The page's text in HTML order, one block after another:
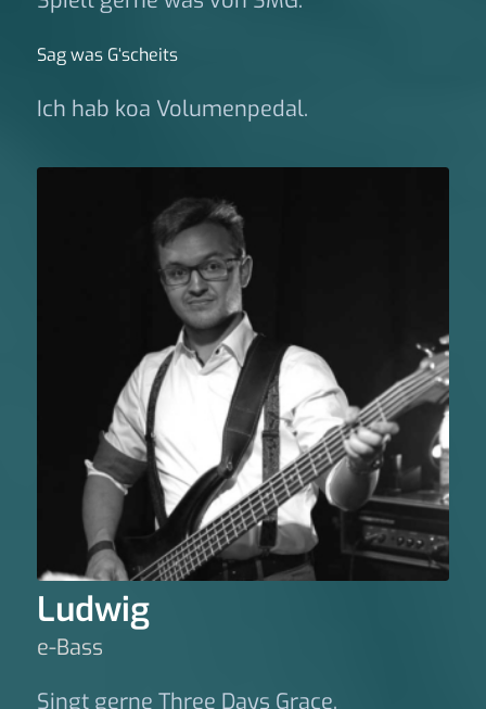
Sag was G‘scheits
Ich hab koa Volumenpedal.
Ludwig
e-Bass
Singt gerne Three Days Grace.